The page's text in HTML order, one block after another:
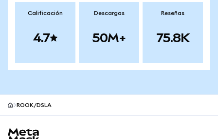
Calificación
4.7
Descargas
50M+
Reseñas
75.8K
ROOK/DSLA